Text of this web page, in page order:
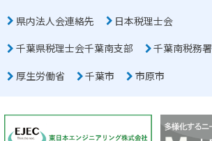
県内法人会連絡先
日本税理士会
千葉県税理士会千葉南支部
千葉南税務署
厚生労働省
千葉市 市原市